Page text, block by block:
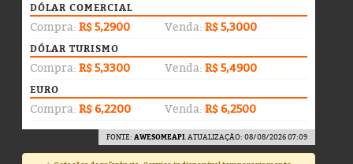
DÓLAR COMERCIAL
Compra: R$ 5,2900 Venda: R$ 5,3000
DÓLAR TURISMO
Compra: R$ 5,3300 Venda: R$ 5,4900
EURO
Compra: R$ 6,2200 Venda: R$ 6,2500
FONTE: AWESOMEAPI. ATUALIZAÇÃO: 08/08/2026 07:09